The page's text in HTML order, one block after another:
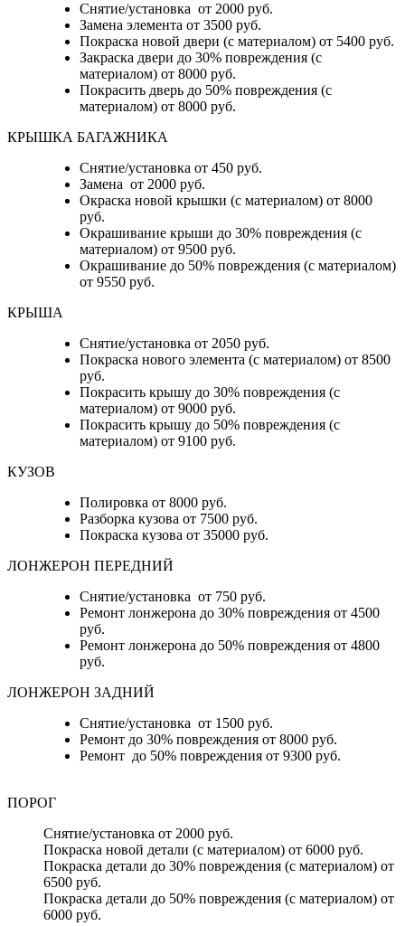
Снятие/установка от 2000 руб.
Замена элемента от 3500 руб.
Покраска новой двери (с материалом) от 5400 руб.
Закраска двери до 30% повреждения (с
материалом) от 8000 руб.
Покрасить дверь до 50% повреждения (с
материалом) от 8000 руб.
КРЫШКА БАГАЖНИКА
Снятие/установка от 450 руб.
Замена от 2000 руб.
Окраска новой крышки (с материалом) от 8000
руб.
Окрашивание крыши до 30% повреждения (с
материалом) от 9500 руб.
Окрашивание до 50% повреждения (с материалом)
от 9550 руб.
КРЫША
Снятие/установка от 2050 руб.
Покраска нового элемента (с материалом) от 8500
руб.
Покрасить крышу до 30% повреждения (с
материалом) от 9000 руб.
Покрасить крышу до 50% повреждения (с
материалом) от 9100 руб.
КУЗОВ
Полировка от 8000 руб.
Разборка кузова от 7500 руб.
Покраска кузова от 35000 руб.
ЛОНЖЕРОН ПЕРЕДНИЙ
Снятие/установка от 750 руб.
Ремонт лонжерона до 30% повреждения от 4500
руб.
Ремонт лонжерона до 50% повреждения от 4800
руб.
ЛОНЖЕРОН ЗАДНИЙ
Снятие/установка от 1500 руб.
Ремонт до 30% повреждения от 8000 руб.
Ремонт до 50% повреждения от 9300 руб.
ПОРОГ
Снятие/установка от 2000 руб.
Покраска новой детали (с материалом) от 6000 руб.
Покраска детали до 30% повреждения (с материалом) от
6500 руб.
Покраска детали до 50% повреждения (с материалом) от
6000 руб.